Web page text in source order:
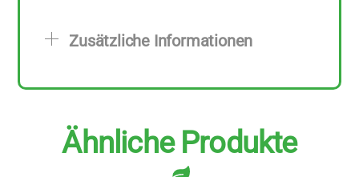
Zusätzliche Informationen
Ähnliche Produkte